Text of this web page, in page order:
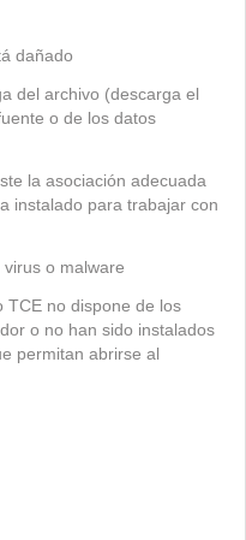
dañado
del archivo (descarga el
o de los datos
la asociación adecuada
instalado para trabajar con
o malware
TCE no dispone de los
o no han sido instalados
permitan abrirse al